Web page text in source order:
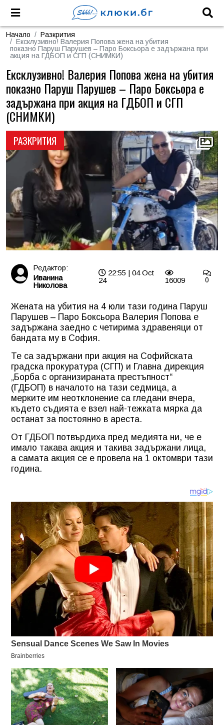
Начало
Разкрития
Ексклузивно! Валерия Попова жена на убития
показно Паруш Парушев – Паро Боксьора е задържана при
акция на ГДБОП и СГП (СНИМКИ)
РАЗКРИТИЯ
Ексклузивно! Валерия Попова жена на убития
показно Паруш Парушев – Паро Боксьора е
задържана при акция на ГДБОП и СГП
(СНИМКИ)
Редактор:
Иванина
Николова
22:55 | 04 Oct
24
16009 0
Жената на убития на 4 юли тази година Паруш
Парушев – Паро Боксьора Валерия Попова е
задържана заедно с четирима здравеняци от
бандата му в София.
Те са задържани при акция на Софийската
градска прокуратура (СГП) и Главна дирекция
„Борба с организираната престъпност“
(ГДБОП) в началото на тази седмица, а
мерките им неотклонение са гледани вчера,
където съдията е взел най-тежката мярка да
останат за постоянно в ареста.
От ГДБОП потвърдиха пред медията ни, че е
имало такава акция и такива задържани лица,
а самата акция се е провела на 1 октомври тази
година.